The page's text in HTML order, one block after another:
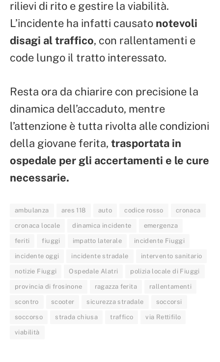
rilievi di rito e gestire la viabilità.
L’incidente ha infatti causato notevoli
disagi al traffico, con rallentamenti e
code lungo il tratto interessato.
Resta ora da chiarire con precisione la
dinamica dell’accaduto, mentre
l’attenzione è tutta rivolta alle condizioni
della giovane ferita, trasportata in
ospedale per gli accertamenti e le cure
necessarie.
ambulanza ares 118 auto codice rosso cronaca
cronaca locale dinamica incidente emergenza
feriti fiuggi impatto laterale incidente Fiuggi
incidente oggi incidente stradale intervento sanitario
notizie Fiuggi Ospedale Alatri polizia locale di Fiuggi
provincia di frosinone ragazza ferita rallentamenti
scontro scooter sicurezza stradale soccorsi
soccorso strada chiusa traffico via Rettifilo
viabilità